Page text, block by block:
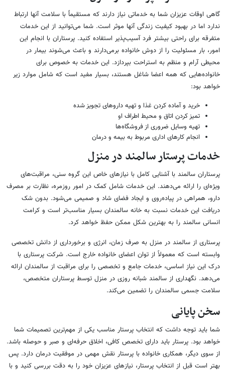
گاهی اوقات عزیزان شما به خدماتی نیاز دارند که مستقیماً با سلامت آنها ارتباط
ندارد اما در بهبود کیفیت زندگی آنها موثر است. شما می‌توانید از این خدمات
متفرقه برای راحتی بیشتر فرد آسیب‌پذیر استفاده کنید. پرستاران با انجام این
امور، بار مسئولیت را از دوش خانواده برمی‌دارند و باعث می‌شوند بیمار در
محیطی آرام و منظم به استراحت بپردازد. این خدمات به خصوص برای
خانواده‌هایی که همه اعضا شاغل هستند، بسیار مفید است که شامل موارد زیر
خواهد بود:
خرید و آماده کردن غذا و تهیه داروهای تجویز شده
تمیز کردن اتاق و محیط اطراف او
تهیه وسایل ضروری از فروشگاه‌ها
انجام کارهای اداری مربوط به بیمه و درمان
خدمات پرستار سالمند در منزل
پرستاران سالمند با آشنایی کامل با نیازهای خاص این گروه سنی، مراقبت‌های
ویژه‌ای را ارائه می‌دهند. این خدمات شامل کمک در امور روزمره، نظارت بر مصرف
دارو، همراهی در پیاده‌روی و ایجاد فضای شاد و صمیمی می‌شود. بدون شک
دریافت این خدمات نسبت به خانه سالمندان بسیار مناسب‌تر است و کرامت
انسانی سالمند را به بهترین شکل ممکن حفظ خواهد کرد.
پرستاری از سالمند در منزل به صرف زمان، انرژی و برخورداری از دانش تخصصی
وابسته است که معمولاً از توان اعضای خانواده خارج است. شرکت پرستاری با
درک این نیاز اساسی، خدمات جامع و تخصصی را برای مراقبت از سالمندان ارائه
می‌دهد. نگهداری از سالمند شبانه روزی در منزل توسط پرستاران متخصص،
سلامت جسمی سالمندان را تضمین می‌کند.
سخن پایانی
شما باید توجه داشت که انتخاب پرستار مناسب یکی از مهم‌ترین تصمیمات شما
خواهد بود. پرستار باید دارای تخصص کافی، اخلاق حرفه‌ای و صبر و حوصله باشد.
از سوی دیگر، همکاری خانواده با پرستار نقش مهمی در موفقیت درمان دارد. پس
بهتر است قبل از انتخاب پرستار، نیازهای عزیزان خود را به دقت بررسی کنید و با